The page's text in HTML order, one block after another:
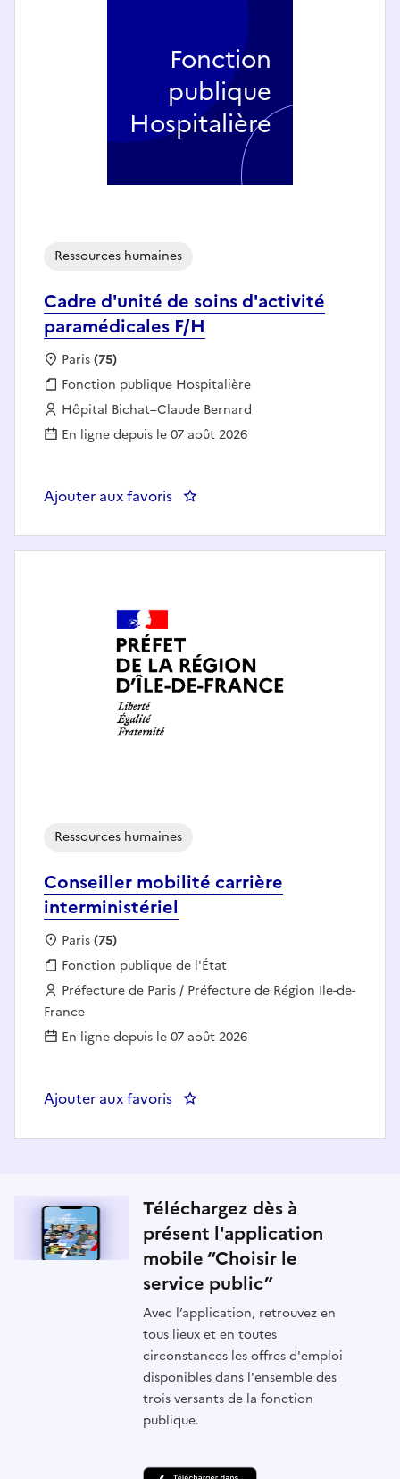
Cadre d'unité de soins d'activité
paramédicales F/H
Ressources humaines
Localisation :
Paris(75)
Fonction publique :
Fonction publique Hospitalière
Employeur :
Hôpital Bichat–Claude Bernard
En ligne depuis le 07 août 2026
Ajouter aux favoris : Cadre d'unité de soins
Fonction
publique
Hospitalière
Conseiller mobilité carrière
interministériel
Ressources humaines
Localisation :
Paris(75)
Fonction publique :
Fonction publique de l'État
Employeur :
Préfecture de Paris / Préfecture de Région Ile-de-
France
En ligne depuis le 07 août 2026
Ajouter aux favoris : Conseiller mobilité carrière
Téléchargez dès à
présent l'application
mobile “Choisir le
service public”
Avec l’application, retrouvez en
tous lieux et en toutes
circonstances les offres d'emploi
disponibles dans l'ensemble des
trois versants de la fonction
publique.